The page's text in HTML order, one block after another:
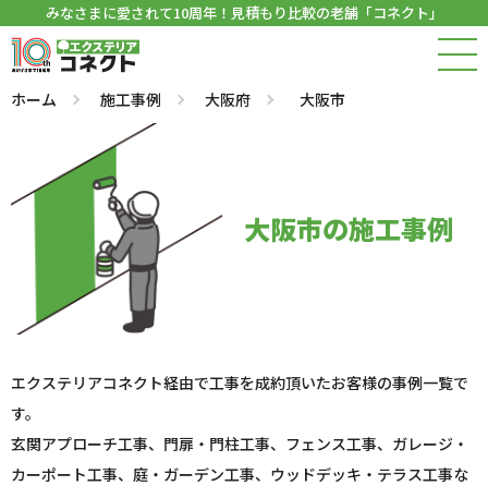
みなさまに愛されて10周年！見積もり比較の老舗「コネクト」
ホーム 施工事例 大阪府 大阪市
大阪市の施工事例
エクステリアコネクト経由で工事を成約頂いたお客様の事例一覧で
す。
玄関アプローチ工事、門扉・門柱工事、フェンス工事、ガレージ・
カーポート工事、庭・ガーデン工事、ウッドデッキ・テラス工事な